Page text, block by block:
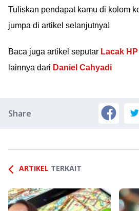
Tuliskan pendapat kamu di kolom
jumpa di artikel selanjutnya!
Baca juga artikel seputar Lacak HP
lainnya dari Daniel Cahyadi
Share
ARTIKEL TERKAIT